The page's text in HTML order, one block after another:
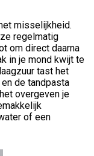
misselijkheid.
regelmatig
om direct daarna
in je mond kwijt te
tast het
de tandpasta
overgeven je
of een